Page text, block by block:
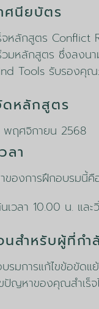
ศนียบัตร
จหลักสูตร Conflict
ร่วมหลักสูตร ซึ่งลง
Tools รับรองคุณ
หลักสูตร
พฤศจิกายน 2568
ลา
าของการฝึกอบรมนี้คื
นเวลา 10.00 น. แล
นสำหรับผู้ที่ก
รมการแก้ไขข้อขัด
ปัญหาของคุณสำเร็